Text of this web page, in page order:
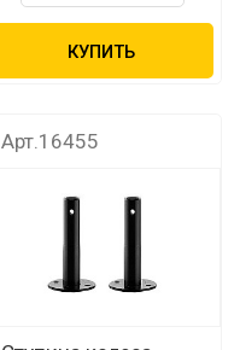
КУПИТЬ
Арт.16455